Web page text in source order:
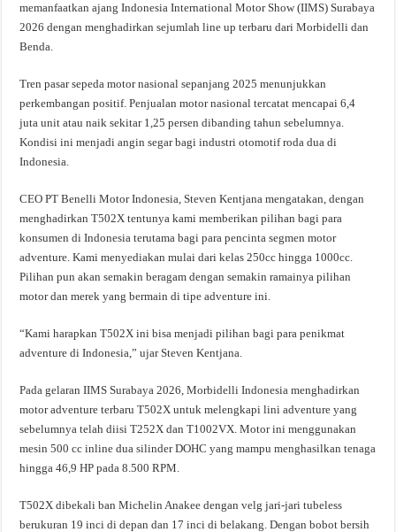
memanfaatkan ajang Indonesia International Motor Show (IIMS) Surabaya
2026 dengan menghadirkan sejumlah line up terbaru dari Morbidelli dan
Benda.
Tren pasar sepeda motor nasional sepanjang 2025 menunjukkan
perkembangan positif. Penjualan motor nasional tercatat mencapai 6,4
juta unit atau naik sekitar 1,25 persen dibanding tahun sebelumnya.
Kondisi ini menjadi angin segar bagi industri otomotif roda dua di
Indonesia.
CEO PT Benelli Motor Indonesia, Steven Kentjana mengatakan, dengan
menghadirkan T502X tentunya kami memberikan pilihan bagi para
konsumen di Indonesia terutama bagi para pencinta segmen motor
adventure. Kami menyediakan mulai dari kelas 250cc hingga 1000cc.
Pilihan pun akan semakin beragam dengan semakin ramainya pilihan
motor dan merek yang bermain di tipe adventure ini.
“Kami harapkan T502X ini bisa menjadi pilihan bagi para penikmat
adventure di Indonesia,” ujar Steven Kentjana.
Pada gelaran IIMS Surabaya 2026, Morbidelli Indonesia menghadirkan
motor adventure terbaru T502X untuk melengkapi lini adventure yang
sebelumnya telah diisi T252X dan T1002VX. Motor ini menggunakan
mesin 500 cc inline dua silinder DOHC yang mampu menghasilkan tenaga
hingga 46,9 HP pada 8.500 RPM.
T502X dibekali ban Michelin Anakee dengan velg jari-jari tubeless
berukuran 19 inci di depan dan 17 inci di belakang. Dengan bobot bersih